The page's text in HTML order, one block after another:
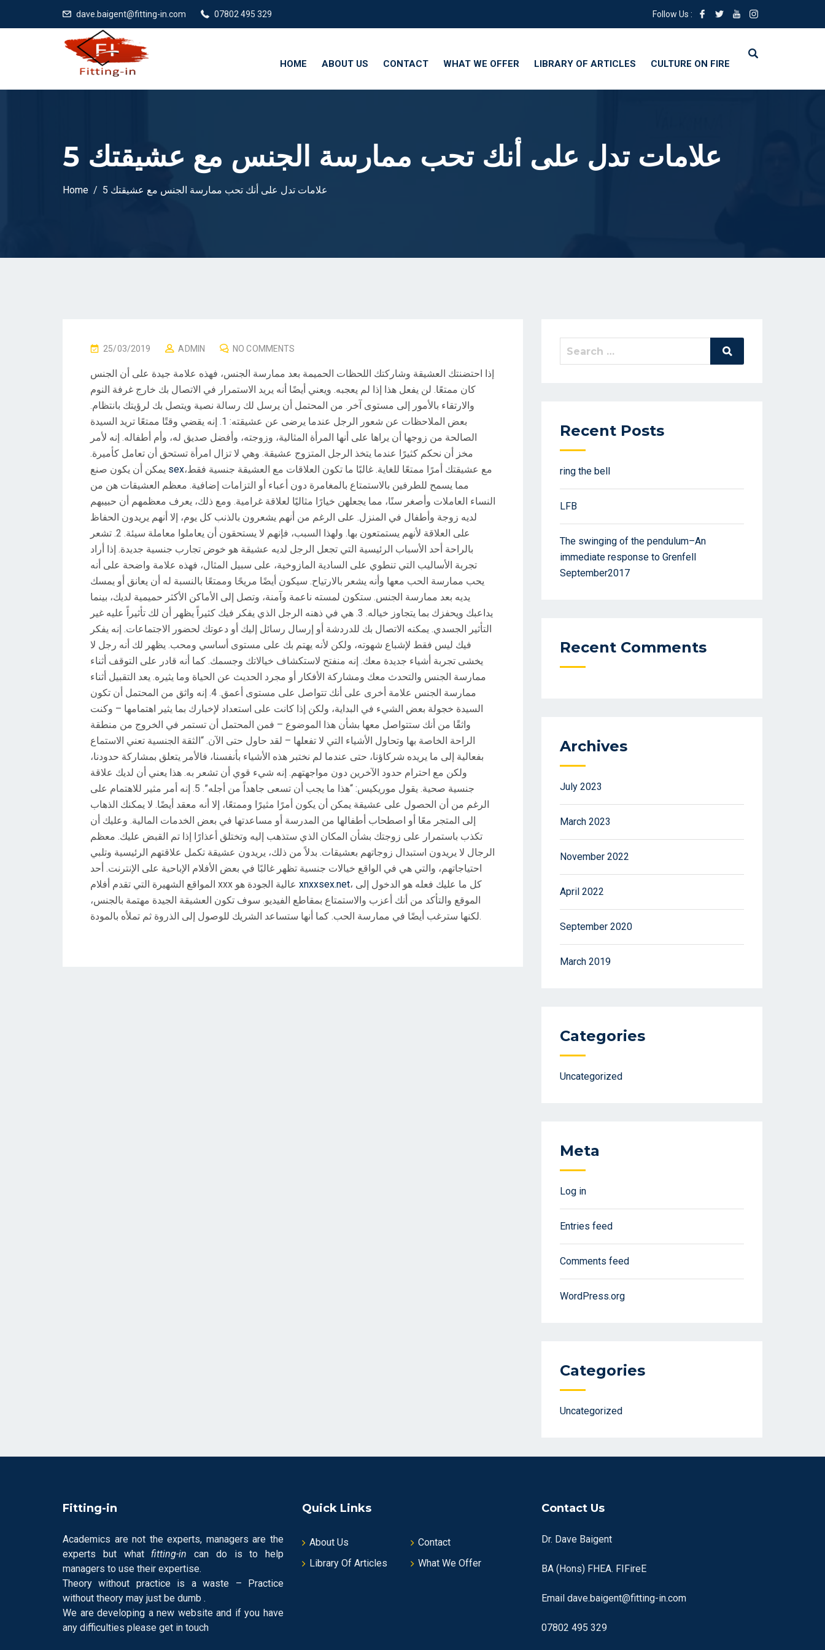
dave.baigent@fitting-in.com 07802 495 329 Follow Us :
HOME ABOUT US CONTACT WHAT WE OFFER LIBRARY OF ARTICLES CULTURE ON FIRE
5 علامات تدل على أنك تحب ممارسة الجنس مع عشيقتك
Home 5 علامات تدل على أنك تحب ممارسة الجنس مع عشيقتك
P
S
T
E
D
O
N
25/03/2019 ADMIN NO COMMENTS
إذا احتضنتك العشيقة وشاركتك اللحظات الحميمة بعد ممارسة الجنس، فهذه علامة جيدة على أن الجنس
كان ممتعًا. لن يفعل هذا إذا لم يعجبه. ويعني أيضًا أنه يريد الاستمرار في الاتصال بك خارج غرفة النوم
والارتقاء بالأمور إلى مستوى آخر. من المحتمل أن يرسل لك رسالة نصية ويتصل بك لرؤيتك بانتظام.
بعض الملاحظات عن شعور الرجل عندما يرضى عن عشيقته: 1. إنه يقضي وقتًا ممتعًا
تريد السيدة
الصالحة من زوجها أن يراها على أنها المرأة المثالية، وزوجته، وأفضل صديق له، وأم أطفاله. إنه لأمر
مخز أن نحكم كثيرًا عندما يتخذ الرجل المتزوج عشيقة. وهي لا تزال امرأة تستحق أن تعامل كأميرة.
sex مع عشيقتك أمرًا ممتعًا للغاية. غالبًا ما تكون العلاقات مع العشيقة جنسية فقط،
مما يسمح للطرفين بالاستمتاع بالمغامرة دون أعباء أو التزامات إضافية. معظم العشيقات هن من
النساء العاملات وأصغر سنًا، مما يجعلهن خيارًا مثاليًا لعلاقة غرامية. ومع ذلك، يعرف معظمهم أن حبيبهم
لديه زوجة وأطفال في المنزل. على الرغم من أنهم يشعرون بالذنب كل يوم، إلا أنهم يريدون الحفاظ
على العلاقة لأنهم يستمتعون بها. ولهذا السبب، فإنهم لا يستحقون أن يعاملوا معاملة سيئة.
2. تشعر
بالراحة أحد الأسباب الرئيسية التي تجعل الرجل لديه عشيقة هو خوض تجارب جنسية جديدة. إذا أراد
تجربة الأساليب التي تنطوي على السادية المازوخية، على سبيل المثال، فهذه علامة واضحة على أنه
يحب ممارسة الحب معها وأنه يشعر بالارتياح. سيكون أيضًا مريحًا وممتعًا بالنسبة له أن يعانق أو يمسك
يديه بعد ممارسة الجنس. ستكون لمسته ناعمة وآمنة، وتصل إلى الأماكن الأكثر حميمية لديك، بينما
يداعبك ويحفزك بما يتجاوز خياله. 3. هي في ذهنه
الرجل الذي يفكر فيك كثيراً يظهر أن لك تأثيراً عليه غير
التأثير الجسدي. يمكنه الاتصال بك للدردشة أو إرسال رسائل إليك أو دعوتك لحضور الاجتماعات. إنه يفكر
فيك ليس فقط لإشباع شهوته، ولكن لأنه يهتم بك على مستوى أساسي ومحب. يظهر لك أنه رجل لا
يخشى تجربة أشياء جديدة معك. إنه منفتح لاستكشاف خيالاتك وجسمك. كما أنه قادر على التوقف أثناء
ممارسة الجنس والتحدث معك ومشاركة الأفكار أو مجرد الحديث عن الحياة وما يثيره. يعد التقبيل أثناء
ممارسة الجنس علامة أخرى على أنك تتواصل على مستوى أعمق. 4. إنه واثق
من المحتمل أن تكون
السيدة خجولة بعض الشيء في البداية، ولكن إذا كانت على استعداد لإخبارك بما يثير اهتمامها – وكنت
واثقًا من أنك ستتواصل معها بشأن هذا الموضوع – فمن المحتمل أن تستمر في الخروج من منطقة
الراحة الخاصة بها وتحاول الأشياء التي لا تفعلها – لقد حاول حتى الآن. “الثقة الجنسية تعني الاستماع
بفعالية إلى ما يريده شركاؤنا، حتى عندما لم نختبر هذه الأشياء بأنفسنا، فالأمر يتعلق بمشاركة حدودنا،
ولكن مع احترام حدود الآخرين دون مواجهتهم. إنه شيء قوي أن تشعر به. هذا يعني أن لديك علاقة
جنسية صحية. يقول موريكيس: “هذا ما يجب أن تسعى جاهداً من أجله”. 5. إنه أمر مثير للاهتمام
على
الرغم من أن الحصول على عشيقة يمكن أن يكون أمرًا مثيرًا وممتعًا، إلا أنه معقد أيضًا. لا يمكنك الذهاب
إلى المتجر معًا أو اصطحاب أطفالها من المدرسة أو مساعدتها في بعض الخدمات المالية. وعليك أن
تكذب باستمرار على زوجتك بشأن المكان الذي ستذهب إليه وتختلق أعذارًا إذا تم القبض عليك. معظم
الرجال لا يريدون استبدال زوجاتهم بعشيقات. بدلاً من ذلك، يريدون عشيقة تكمل علاقتهم الرئيسية وتلبي
احتياجاتهم، والتي هي في الواقع خيالات جنسية تظهر غالبًا في بعض الأفلام الإباحية على الإنترنت. أحد
xnxxsex.net، كل ما عليك فعله هو الدخول إلى
الموقع والتأكد من أنك أعزب والاستمتاع بمقاطع الفيديو. سوف تكون العشيقة الجيدة مهتمة بالجنس،
لكنها سترغب أيضًا في ممارسة الحب.كما أنها ستساعد الشريك للوصول إلى الذروة ثم تملأه بالمودة.
Search
Search
Recent Posts
ring the bell
LFB
The swinging of the pendulum–An
immediate response to Grenfell
September2017
Recent Comments
Archives
July 2023
March 2023
November 2022
April 2022
September 2020
March 2019
Categories
Uncategorized
Meta
Log in
Entries feed
Comments feed
WordPress.org
Categories
Uncategorized
Fitting-in
Academics are not the experts, managers are the
experts but whatfitting-in can do is to help
managers to use their expertise.
Theory without practice is a waste – Practice
without theory may just be dumb .
We are developing a new website and if you have
any difficulties please get in touch
Quick Links
About Us
Contact
Library Of Articles
What We Offer
Contact Us
Dr. Dave Baigent
BA (Hons) FHEA. FIFireE
Email dave.baigent@fitting-in.com
07802 495 329